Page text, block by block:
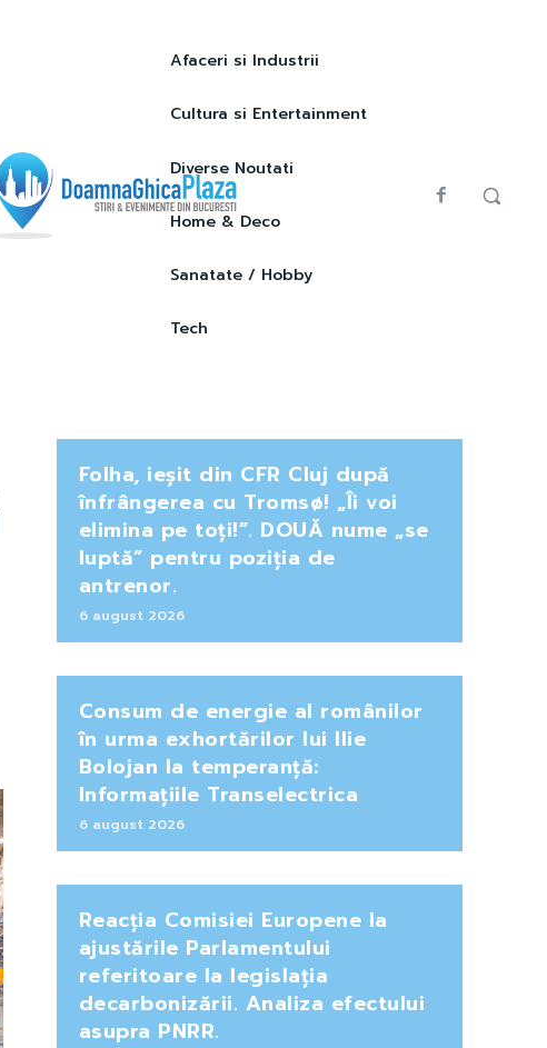
Afaceri si Industrii
Cultura si Entertainment
Diverse Noutati
Home & Deco
Sanatate / Hobby
Tech
Folha, ieșit din CFR Cluj după
înfrângerea cu Tromsø! „Îi voi
elimina pe toți!”. DOUĂ nume „se
luptă” pentru poziția de
antrenor.
6 august 2026
Consum de energie al românilor
în urma exhortărilor lui Ilie
Bolojan la temperanță:
Informațiile Transelectrica
6 august 2026
Reacția Comisiei Europene la
ajustările Parlamentului
referitoare la legislația
decarbonizării. Analiza efectului
asupra PNRR.